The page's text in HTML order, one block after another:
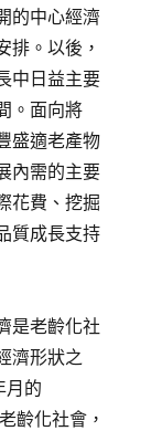
的中心經濟
排。以後，
中日益主要
。面向將
盛適老產物
內需的主要
花費、挖掘
質成長支持
是老齡化社
濟形狀之
月的
齡化社會，